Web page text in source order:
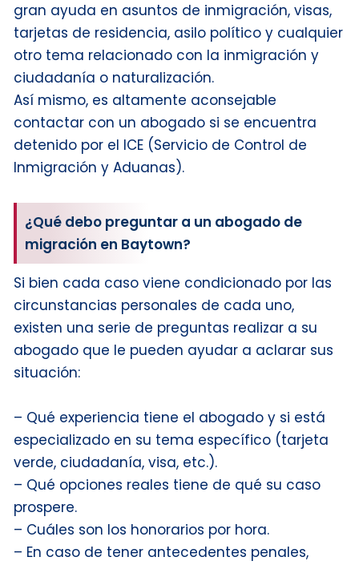
gran ayuda en asuntos de inmigración, visas,
tarjetas de residencia, asilo político y cualquier
otro tema relacionado con la inmigración y
ciudadanía o naturalización.
Así mismo, es altamente aconsejable
contactar con un abogado si se encuentra
detenido por el ICE (Servicio de Control de
Inmigración y Aduanas).
¿Qué debo preguntar a un abogado de
migración en Baytown?
Si bien cada caso viene condicionado por las
circunstancias personales de cada uno,
existen una serie de preguntas realizar a su
abogado que le pueden ayudar a aclarar sus
situación:
– Qué experiencia tiene el abogado y si está
especializado en su tema específico (tarjeta
verde, ciudadanía, visa, etc.).
– Qué opciones reales tiene de qué su caso
prospere.
– Cuáles son los honorarios por hora.
– En caso de tener antecedentes penales,